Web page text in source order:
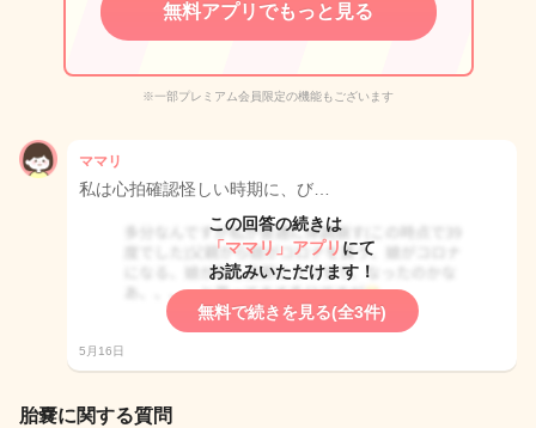
無料アプリでもっと見る
※一部プレミアム会員限定の機能もございます
ママリ
私は心拍確認怪しい時期に、び…
この回答の続きは
「ママリ」アプリ にて
お読みいただけます！
無料で続きを見る(全3件)
5月16日
胎嚢に関する質問